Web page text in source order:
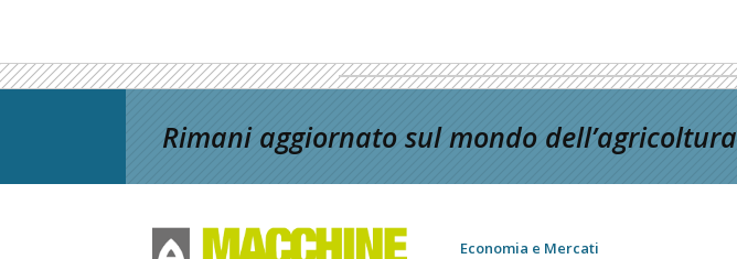
Rimani aggiornato sul mondo dell’agricoltura
Economia e Mercati